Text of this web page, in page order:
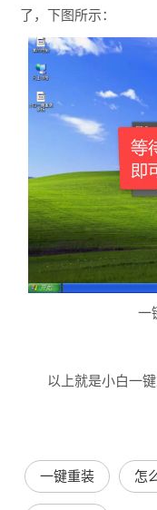
了，下图所示：
一
以上就是小白一键
一键重装 怎